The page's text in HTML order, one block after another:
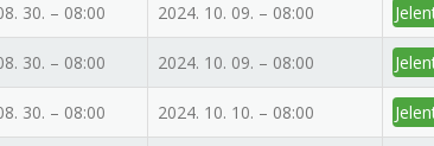
30. – 08:00 2024. 10. 09. – 08:00
30. – 08:00 2024. 10. 09. – 08:00
30. – 08:00 2024. 10. 10. – 08:00